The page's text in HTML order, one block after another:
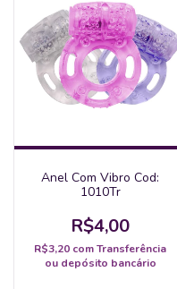
Anel Com Vibro Cod:
1010Tr
R$4,00
R$3,20 comTransferência
ou depósito bancário